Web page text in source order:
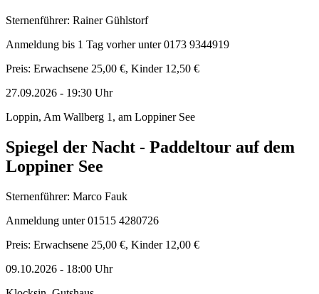
Sternenführer: Rainer Gühlstorf
Anmeldung bis 1 Tag vorher unter 0173 9344919
Preis: Erwachsene 25,00 €, Kinder 12,50 €
27.09.2026 - 19:30 Uhr
Loppin, Am Wallberg 1, am Loppiner See
Spiegel der Nacht - Paddeltour auf dem
Loppiner See
Sternenführer: Marco Fauk
Anmeldung unter 01515 4280726
Preis: Erwachsene 25,00 €, Kinder 12,00 €
09.10.2026 - 18:00 Uhr